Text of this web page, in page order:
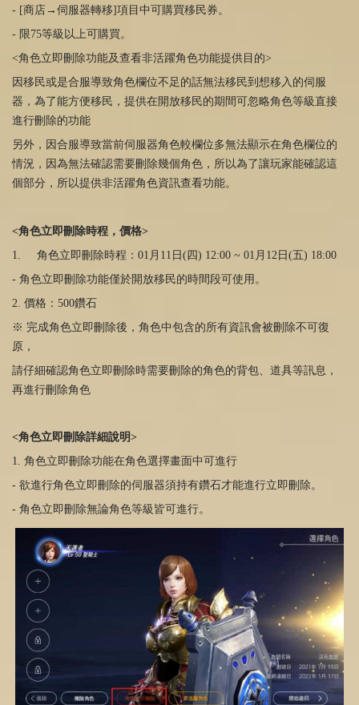
- [商店→伺服器轉移]項目中可購買移民券。
- 限75等級以上可購買。
<角色立即刪除功能及查看非活躍角色功能提供目的>
因移民或是合服導致角色欄位不足的話無法移民到想移入的伺服
器，為了能方便移民，提供在開放移民的期間可忽略角色等級直接
進行刪除的功能
另外，因合服導致當前伺服器角色較欄位多無法顯示在角色欄位的
情況，因為無法確認需要刪除幾個角色，所以為了讓玩家能確認這
個部分，所以提供非活躍角色資訊查看功能。
<角色立即刪除時程，價格>
1. 角色立即刪除時程： 01 月11日(四) 12:00 ~ 01 月12日(五) 18:00
- 角色立即刪除功能僅於開放移民的時間段可使用。
2. 價格： 500鑽石
※ 完成角色立即刪除後，角色中包含的所有資訊會被刪除不可復
原，
請仔細確認角色立即刪除時需要刪除的角色的背包、道具等訊息，
再進行刪除角色
<角色立即刪除詳細說明>
1. 角色立即刪除功能在角色選擇畫面中可進行
- 欲進行角色立即刪除的伺服器須持有鑽石才能進行立即刪除。
- 角色立即刪除無論角色等級皆可進行。